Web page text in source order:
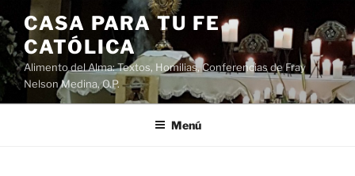
Saltar
al
contenido
CASA PARA TU FE
CATÓLICA
Alimento del Alma: Textos, Homilias, Conferencias de Fray
Nelson Medina, O.P.
Menú